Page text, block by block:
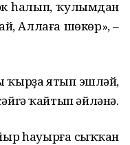
һалып, ҡулымдан
Аллаға шөкөр», –
ҡырҙа ятып эшләй,
ҡайтып әйләнә.
һауырға сыҡҡан